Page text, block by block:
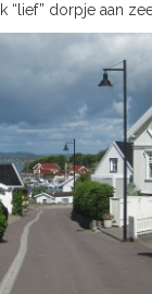
“lief” dorpje aan